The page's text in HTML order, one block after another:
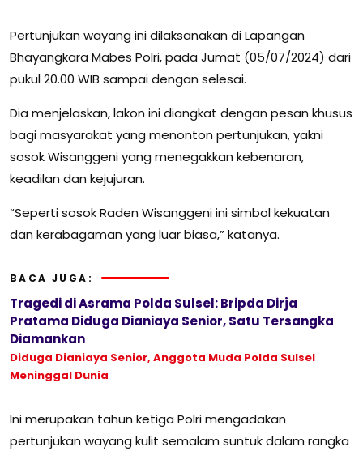
Pertunjukan wayang ini dilaksanakan di Lapangan
Bhayangkara Mabes Polri, pada Jumat (05/07/2024) dari
pukul 20.00 WIB sampai dengan selesai.
Dia menjelaskan, lakon ini diangkat dengan pesan khusus
bagi masyarakat yang menonton pertunjukan, yakni
sosok Wisanggeni yang menegakkan kebenaran,
keadilan dan kejujuran.
“Seperti sosok Raden Wisanggeni ini simbol kekuatan
dan kerabagaman yang luar biasa,” katanya.
BACA JUGA:
Tragedi di Asrama Polda Sulsel: Bripda Dirja
Pratama Diduga Dianiaya Senior, Satu Tersangka
Diamankan
Diduga Dianiaya Senior, Anggota Muda Polda Sulsel
Meninggal Dunia
Ini merupakan tahun ketiga Polri mengadakan
pertunjukan wayang kulit semalam suntuk dalam rangka